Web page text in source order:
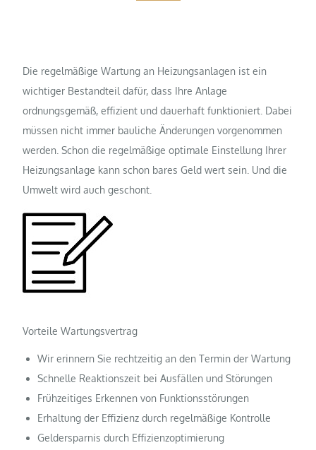
Die regelmäßige Wartung an Heizungsanlagen ist ein
wichtiger Bestandteil dafür, dass Ihre Anlage
ordnungsgemäß, effizient und dauerhaft funktioniert. Dabei
müssen nicht immer bauliche Änderungen vorgenommen
werden. Schon die regelmäßige optimale Einstellung Ihrer
Heizungsanlage kann schon bares Geld wert sein. Und die
Umwelt wird auch geschont.
Vorteile Wartungsvertrag
Wir erinnern Sie rechtzeitig an den Termin der Wartung
Schnelle Reaktionszeit bei Ausfällen und Störungen
Frühzeitiges Erkennen von Funktionsstörungen
Erhaltung der Effizienz durch regelmäßige Kontrolle
Geldersparnis durch Effizienzoptimierung